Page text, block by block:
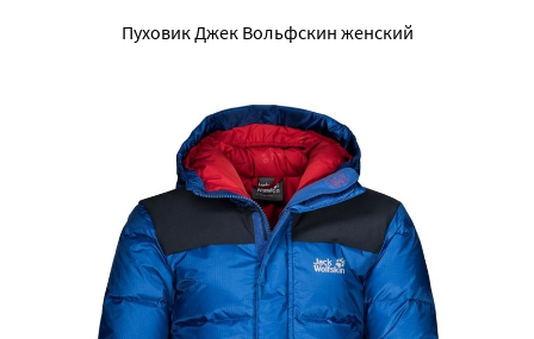
Пуховик Джек Вольфскин женский